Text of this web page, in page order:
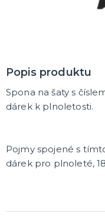
Popis produktu
Spona na šaty s
dárek k plnoletosti.
Pojmy spojené s
dárek pro plnoleté,